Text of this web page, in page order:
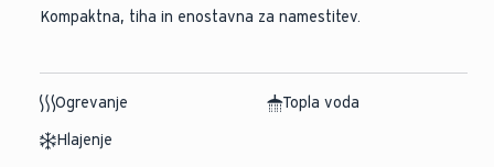
⁠Kompaktna, tiha in enostavna za namestitev.
Ogrevanje
Topla voda
Hlajenje